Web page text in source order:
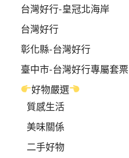
台灣好行-皇冠北海岸
台灣好行
彰化縣-台灣好行
臺中市-台灣好行專屬套票
好物嚴選
質感生活
美味關係
二手好物